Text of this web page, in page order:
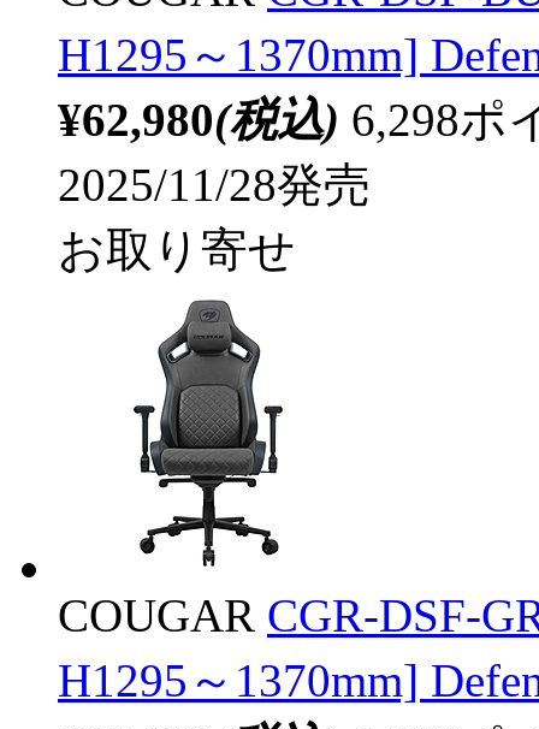
H1295～1370mm]
¥62,980(税込) 6,298ポ
2025/11/28発売
お取り寄せ
COUGAR CGR-DSF-
H1295～1370mm]